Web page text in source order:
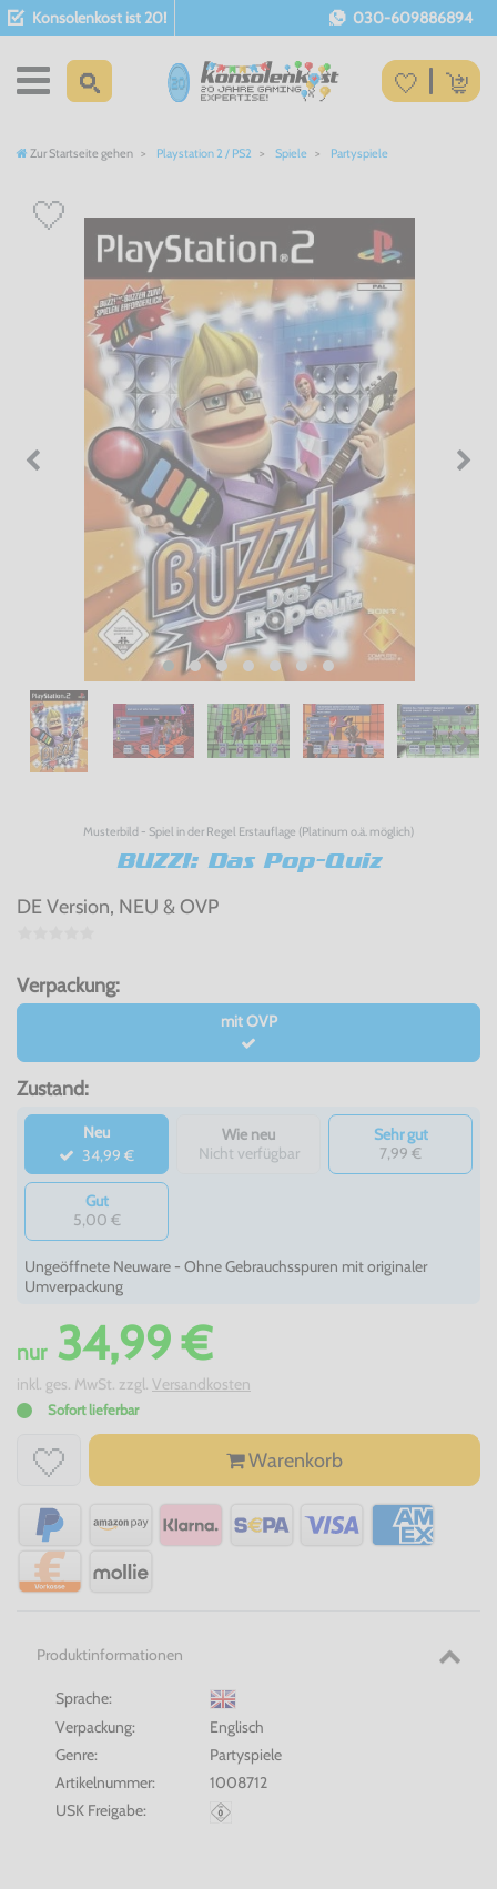
Konsolenkost ist 20! 030-609886894
Zur Startseite gehen Playstation 2 / PS2 Spiele Partyspiele
Musterbild - Spiel in der Regel Erstauflage (Platinum o.ä. möglich)
BUZZ!: Das Pop-Quiz
DE Version, NEU & OVP
Verpackung:
mit OVP
Zustand:
Neu
34,99 €
Wie neu
Nicht verfügbar
Sehr gut
7,99 €
Gut
5,00 €
Ungeöffnete Neuware - Ohne Gebrauchsspuren mit originaler
Umverpackung
nur34,99 €
inkl. ges. MwSt. zzgl. Versandkosten
Sofort lieferbar
Warenkorb
Produktinformationen
Sprache:
Verpackung:
Englisch
Genre:
Partyspiele
Artikelnummer:
1008712
USK Freigabe: